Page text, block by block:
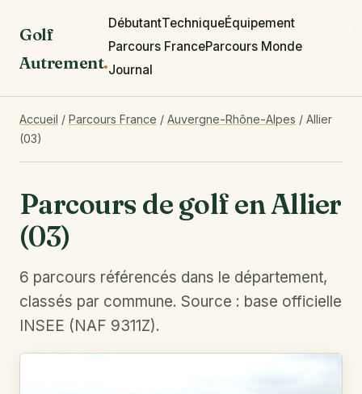
Golf
Autrement.
DébutantTechniqueÉquipement
Parcours FranceParcours Monde
Journal
Accueil / Parcours France / Auvergne-Rhône-Alpes / Allier
(03)
Parcours de golf en Allier
(03)
6 parcours référencés dans le département,
classés par commune. Source : base officielle
INSEE (NAF 9311Z).